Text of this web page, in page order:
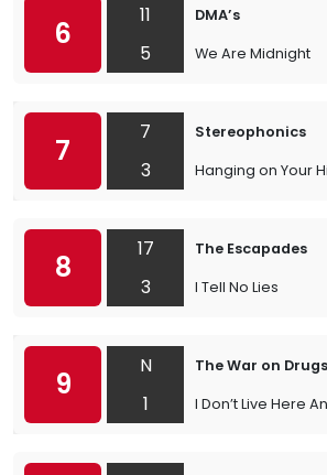
6
11
5
DMA’s
We Are Midnight
7
7
3
Stereophonics
Hanging on Your
8
17
3
The Escapades
I Tell No Lies
9
N
1
The War on
I Don’t Live Here